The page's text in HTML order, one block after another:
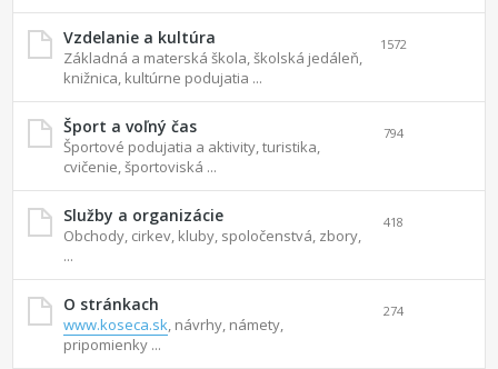
Vzdelanie a kultúra
Základná a materská škola, školská jedáleň,
knižnica, kultúrne podujatia ...
1572
Šport a voľný čas
Športové podujatia a aktivity, turistika,
cvičenie, športoviská ...
794
Služby a organizácie
Obchody, cirkev, kluby, spoločenstvá, zbory,
...
418
O stránkach
www.koseca.sk, návrhy, námety,
pripomienky ...
274